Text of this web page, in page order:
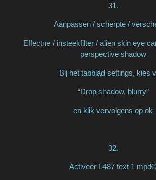
31.
Aanpassen / scherpte /
Effectne / insteekfilter / alien skin eye
perspective shadow
Bij het tabblad settings, kies
“Drop shadow, blurry”
en klik vervolgens op ok
32.
Activeer L487 text 1